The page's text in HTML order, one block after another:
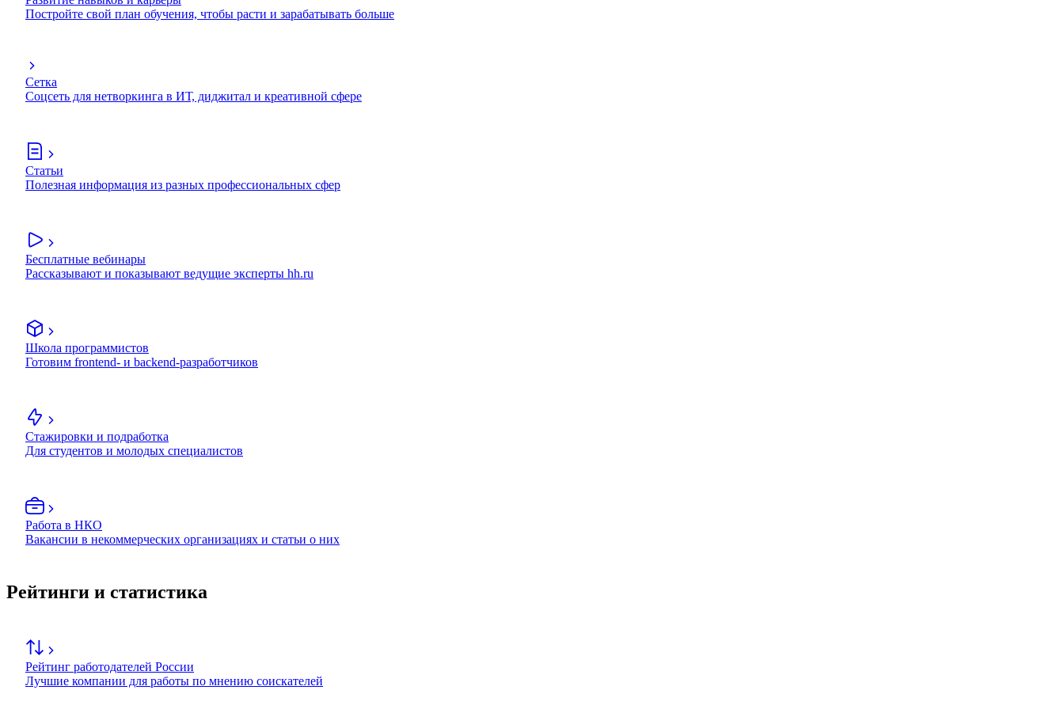
Постройте свой план обучения, чтобы расти и зарабатывать больше
Сетка
Соцсеть для нетворкинга в ИТ, диджитал и креативной сфере
Статьи
Полезная информация из разных профессиональных сфер
Бесплатные вебинары
Рассказывают и показывают ведущие эксперты hh.ru
Школа программистов
Готовим frontend- и backend-разработчиков
Стажировки и подработка
Для студентов и молодых специалистов
Работа в НКО
Вакансии в некоммерческих организациях и статьи о них
Рейтинги и статистика
Рейтинг работодателей России
Лучшие компании для работы по мнению соискателей